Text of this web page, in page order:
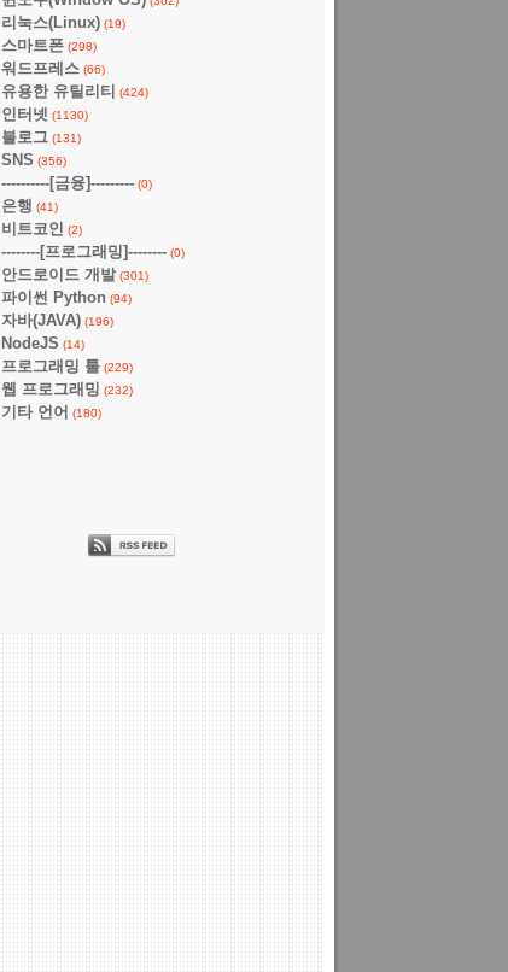
리눅스(Linux) (19)
스마트폰 (298)
워드프레스 (66)
유용한 유틸리티 (424)
인터넷 (1130)
블로그 (131)
SNS (356)
----------[금융]--------- (0)
은행 (41)
비트코인 (2)
--------[프로그래밍]-------- (0)
안드로이드 개발(301)
파이썬 Python (94)
자바(JAVA) (196)
NodeJS (14)
프로그래밍 툴 (229)
웹 프로그래밍 (232)
기타 언어 (180)